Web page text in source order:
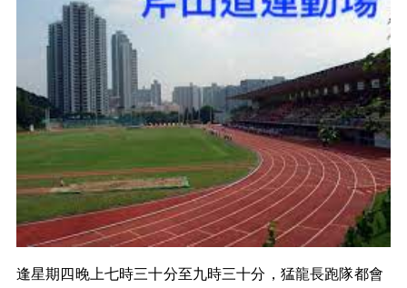
逢星期四晚上七時三十分至九時三十分，猛龍長跑隊都會